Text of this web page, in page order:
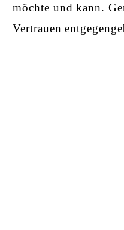
möchte und kann.
Vertrauen